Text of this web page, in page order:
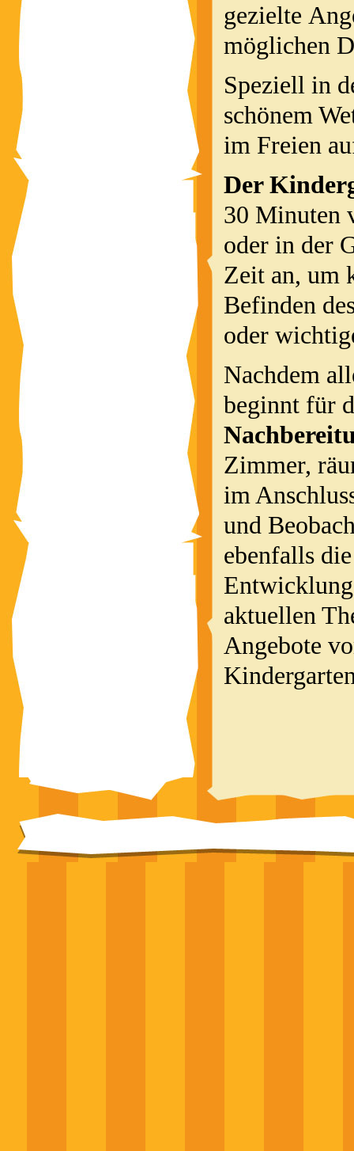
gezielte
möglichen
Speziell in
schönem
im Freien
Der
30 Minuten
oder in der
Zeit an, um
Befinden
oder
Nachdem
beginnt für
Zimmer,
im
und
ebenfalls
aktuellen
Angebote